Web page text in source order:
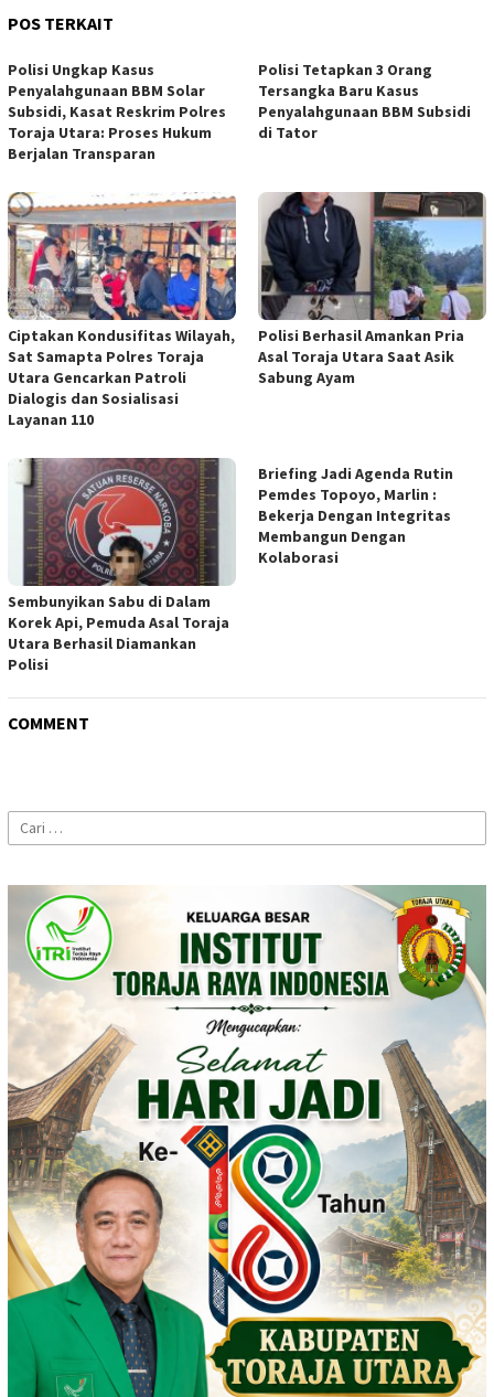
POS TERKAIT
Polisi Ungkap Kasus
Penyalahgunaan BBM Solar
Subsidi, Kasat Reskrim Polres
Toraja Utara: Proses Hukum
Berjalan Transparan
Polisi Tetapkan 3 Orang
Tersangka Baru Kasus
Penyalahgunaan BBM Subsidi
di Tator
Ciptakan Kondusifitas Wilayah,
Sat Samapta Polres Toraja
Utara Gencarkan Patroli
Dialogis dan Sosialisasi
Layanan 110
Polisi Berhasil Amankan Pria
Asal Toraja Utara Saat Asik
Sabung Ayam
Sembunyikan Sabu di Dalam
Korek Api, Pemuda Asal Toraja
Utara Berhasil Diamankan
Polisi
Briefing Jadi Agenda Rutin
Pemdes Topoyo, Marlin :
Bekerja Dengan Integritas
Membangun Dengan
Kolaborasi
COMMENT
Cari
untuk: